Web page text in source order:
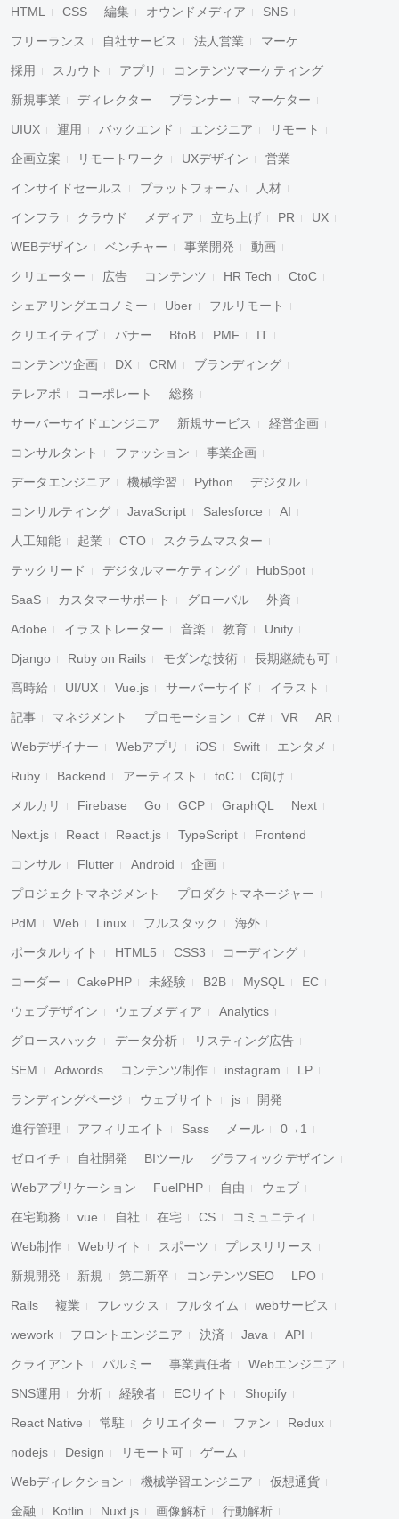
HTML CSS 編集 オウンドメディア SNS
フリーランス 自社サービス 法人営業 マーケ
採用 スカウト アプリ コンテンツマーケティング
新規事業 ディレクター プランナー マーケター
UIUX 運用 バックエンド エンジニア リモート
企画立案 リモートワーク UXデザイン 営業
インサイドセールス プラットフォーム 人材
インフラ クラウド メディア 立ち上げ PR UX
WEBデザイン ベンチャー 事業開発 動画
クリエーター 広告 コンテンツ HR Tech CtoC
シェアリングエコノミー Uber フルリモート
クリエイティブ バナー BtoB PMF IT
コンテンツ企画 DX CRM ブランディング
テレアポ コーポレート 総務
サーバーサイドエンジニア 新規サービス 経営企画
コンサルタント ファッション 事業企画
データエンジニア 機械学習 Python デジタル
コンサルティング JavaScript Salesforce AI
人工知能 起業 CTO スクラムマスター
テックリード デジタルマーケティング HubSpot
SaaS カスタマーサポート グローバル 外資
Adobe イラストレーター 音楽 教育 Unity
Django Ruby on Rails モダンな技術 長期継続も可
高時給 UI/UX Vue.js サーバーサイド イラスト
記事 マネジメント プロモーション C# VR AR
Webデザイナー Webアプリ iOS Swift エンタメ
Ruby Backend アーティスト toC C向け
メルカリ Firebase Go GCP GraphQL Next
Next.js React React.js TypeScript Frontend
コンサル Flutter Android 企画
プロジェクトマネジメント プロダクトマネージャー
PdM Web Linux フルスタック 海外
ポータルサイト HTML5 CSS3 コーディング
コーダー CakePHP 未経験 B2B MySQL EC
ウェブデザイン ウェブメディア Analytics
グロースハック データ分析 リスティング広告
SEM Adwords コンテンツ制作 instagram LP
ランディングページ ウェブサイト js 開発
進行管理 アフィリエイト Sass メール 0→1
ゼロイチ 自社開発 BIツール グラフィックデザイン
Webアプリケーション FuelPHP 自由 ウェブ
在宅勤務 vue 自社 在宅 CS コミュニティ
Web制作 Webサイト スポーツ プレスリリース
新規開発 新規 第二新卒 コンテンツSEO LPO
Rails 複業 フレックス フルタイム webサービス
wework フロントエンジニア 決済 Java API
クライアント パルミー 事業責任者 Webエンジニア
SNS運用 分析 経験者 ECサイト Shopify
React Native 常駐 クリエイター ファン Redux
nodejs Design リモート可 ゲーム
Webディレクション 機械学習エンジニア 仮想通貨
金融 Kotlin Nuxt.js 画像解析 行動解析